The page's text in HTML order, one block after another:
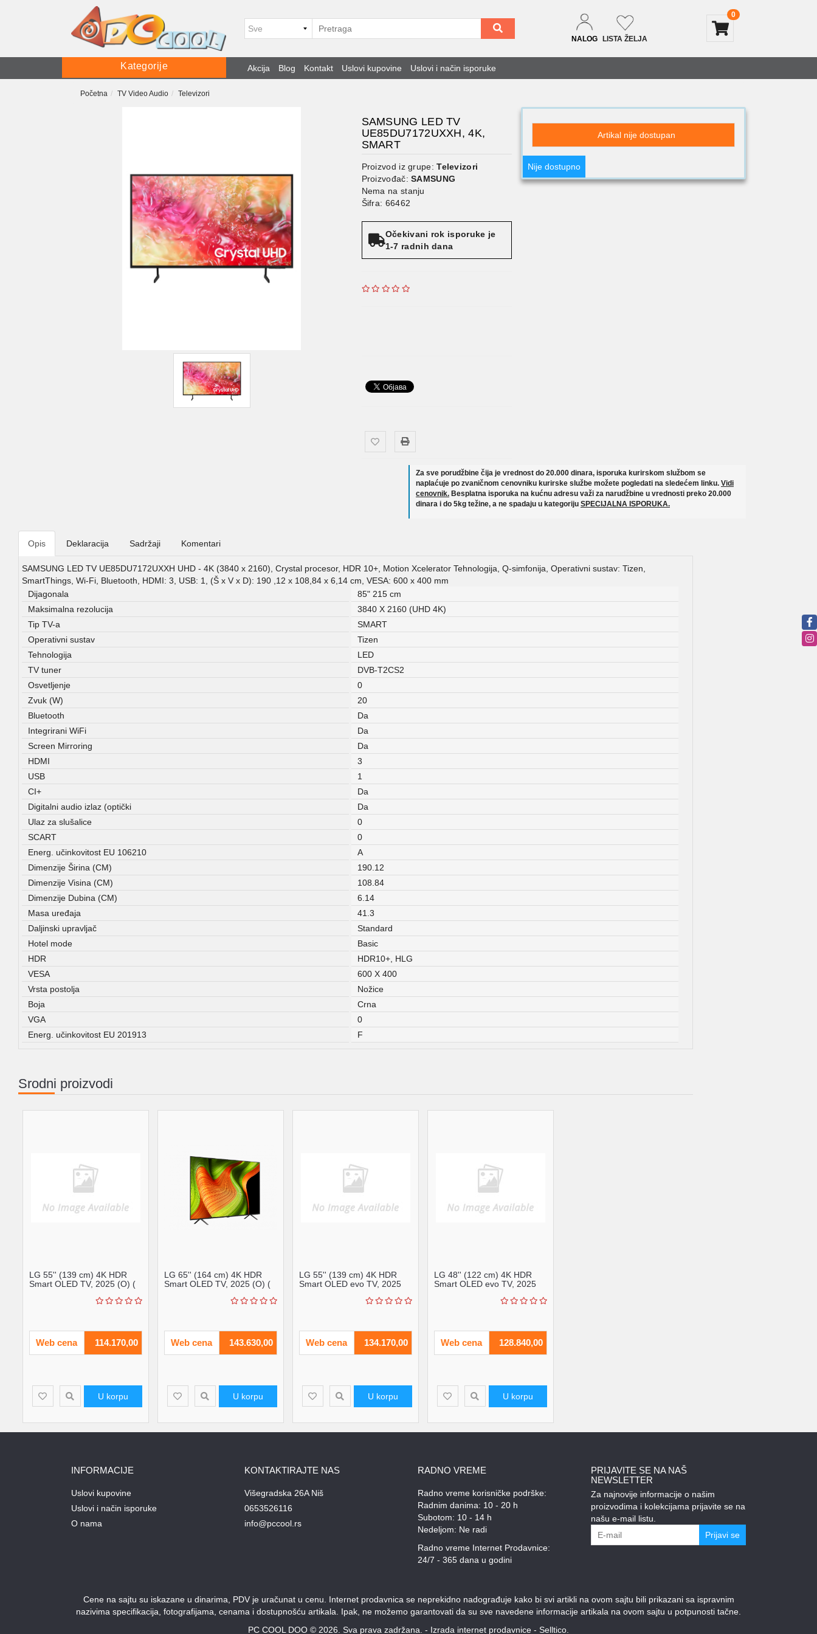
NALOG LISTA ŽELJA
0
Kategorije Akcija Blog Kontakt Uslovi kupovine Uslovi i način isporuke
Početna TV Video Audio Televizori
SAMSUNG LED TV
UE85DU7172UXXH, 4K,
SMART
Proizvod iz grupe:Televizori
Proizvođač:SAMSUNG
Nema na stanju
Šifra: 66462
Očekivani rok isporuke je
1-7 radnih dana
Artikal nije dostupan
Nije dostupno
Za sve porudžbine čija je vrednost do 20.000 dinara, isporuka kurirskom službom se
naplaćuje po zvaničnom cenovniku kurirske službe možete pogledati na sledećem linku. Vidi
cenovnik. Besplatna isporuka na kućnu adresu važi za narudžbine u vrednosti preko 20.000
dinara i do 5kg težine, a ne spadaju u kategoriju SPECIJALNA ISPORUKA.
Opis Deklaracija Sadržaji Komentari
SAMSUNG LED TV UE85DU7172UXXH UHD - 4K (3840 x 2160), Crystal procesor, HDR 10+, Motion Xcelerator Tehnologija, Q-simfonija, Operativni sustav: Tizen,
SmartThings, Wi-Fi, Bluetooth, HDMI: 3, USB: 1, (Š x V x D): 190 ,12 x 108,84 x 6,14 cm, VESA: 600 x 400 mm
Dijagonala
85" 215 cm
Maksimalna rezolucija
3840 X 2160 (UHD 4K)
Tip TV-a
SMART
Operativni sustav
Tizen
Tehnologija
LED
TV tuner
DVB-T2CS2
Osvetljenje
0
Zvuk (W)
20
Bluetooth
Da
Integrirani WiFi
Da
Screen Mirroring
Da
HDMI
3
USB
1
CI+
Da
Digitalni audio izlaz (optički
Da
Ulaz za slušalice
0
SCART
0
Energ. učinkovitost EU 106210
A
Dimenzije Širina (CM)
190.12
Dimenzije Visina (CM)
108.84
Dimenzije Dubina (CM)
6.14
Masa uređaja
41.3
Daljinski upravljač
Standard
Hotel mode
Basic
HDR
HDR10+, HLG
VESA
600 X 400
Vrsta postolja
Nožice
Boja
Crna
VGA
0
Energ. učinkovitost EU 201913
F
Srodni proizvodi
LG 55'' (139 cm) 4K HDR
Smart OLED TV, 2025 (O) (
Web cena 114.170,00
U korpu
LG 65'' (164 cm) 4K HDR
Smart OLED TV, 2025 (O) (
Web cena 143.630,00
U korpu
LG 55'' (139 cm) 4K HDR
Smart OLED evo TV, 2025
Web cena 134.170,00
U korpu
LG 48'' (122 cm) 4K HDR
Smart OLED evo TV, 2025
Web cena 128.840,00
U korpu
INFORMACIJE
Uslovi kupovine
Uslovi i način isporuke
O nama
KONTAKTIRAJTE NAS
Višegradska 26A Niš
0653526116
info@pccool.rs
RADNO VREME
Radno vreme korisničke podrške:
Radnim danima: 10 - 20 h
Subotom: 10 - 14 h
Nedeljom: Ne radi
Radno vreme Internet Prodavnice:
24/7 - 365 dana u godini
PRIJAVITE SE NA NAŠ
NEWSLETTER
Za najnovije informacije o našim
proizvodima i kolekcijama prijavite se na
našu e-mail listu.
Prijavi se
Cene na sajtu su iskazane u dinarima, PDV je uračunat u cenu. Internet prodavnica se neprekidno nadograđuje kako bi svi artikli na ovom sajtu bili prikazani sa ispravnim
nazivima specifikacija, fotografijama, cenama i dostupnošću artikala. Ipak, ne možemo garantovati da su sve navedene informacije artikala na ovom sajtu u potpunosti tačne.
PC COOL DOO © 2026. Sva prava zadržana. - Izrada internet prodavnice - Selltico.